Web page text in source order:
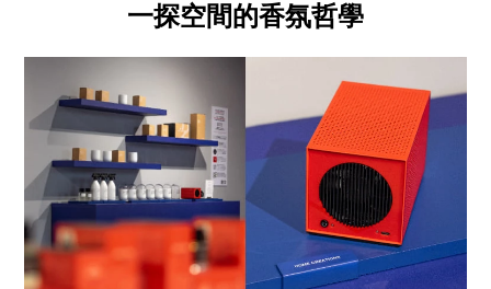
一探空間的香氛哲學